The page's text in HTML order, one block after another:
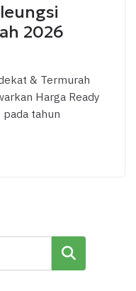
2026
& Termurah
Harga Ready
tahun
Cari